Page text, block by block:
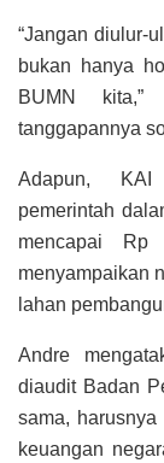
“Jangan diulur-
bukan hanya
BUMN kita,”
tanggapannya
Adapun, KAI
pemerintah
mencapai
menyampaikan
lahan
Andre
diaudit Badan
sama,
keuangan